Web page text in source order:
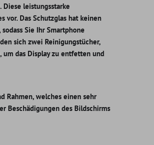
Diese leistungsstarke
vor. Das Schutzglas hat keinen
Sie Ihr Smartphone
sich zwei Reinigungstücher,
das Display zu entfetten und
Rahmen, welches einen sehr
Beschädigungen des Bildschirms